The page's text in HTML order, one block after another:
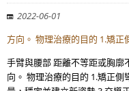
2022-06-01
方向。 物理治療的目的 1.矯
手臂與腰部 距離不等距或胸廓
向。 物理治療的目的 1.矯正